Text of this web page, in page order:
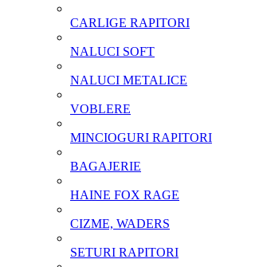
CARLIGE RAPITORI
NALUCI SOFT
NALUCI METALICE
VOBLERE
MINCIOGURI RAPITORI
BAGAJERIE
HAINE FOX RAGE
CIZME, WADERS
SETURI RAPITORI